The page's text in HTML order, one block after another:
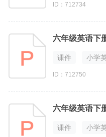
ID：712734
六年级英语下
课件 小学
ID：712750
六年级英语下
课件 小学